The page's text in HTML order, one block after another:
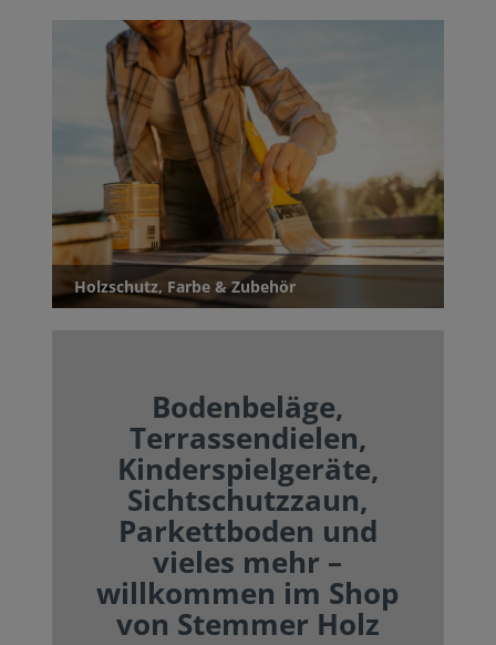
Bodenbeläge,
Terrassendielen,
Kinderspielgeräte,
Sichtschutzzaun,
Parkettboden und
vieles mehr –
willkommen im Shop
von Stemmer Holz
Holzschutz, Farbe & Zubehör